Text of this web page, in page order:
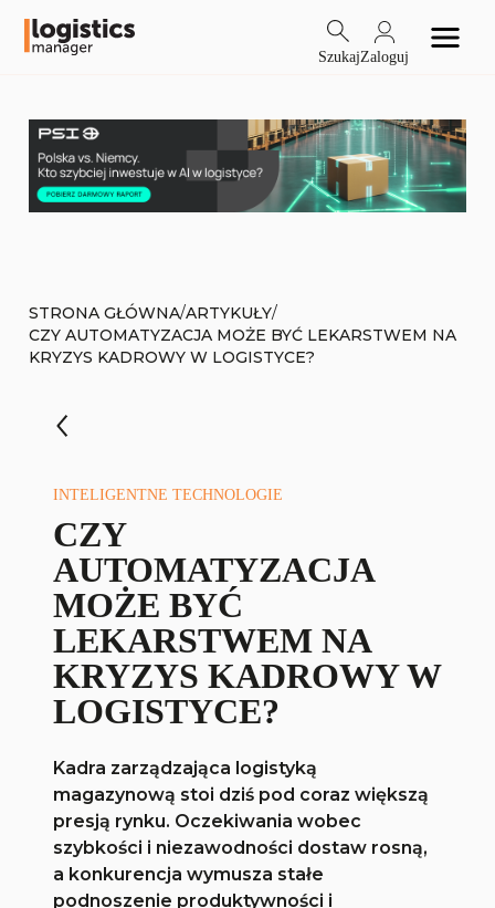
SzukajZaloguj
STRONA GŁÓWNA/ARTYKUŁY/
CZY AUTOMATYZACJA MOŻE BYĆ LEKARSTWEM NA
KRYZYS KADROWY W LOGISTYCE?
INTELIGENTNE TECHNOLOGIE
CZY
AUTOMATYZACJA
MOŻE BYĆ
LEKARSTWEM NA
KRYZYS KADROWY W
LOGISTYCE?
Kadra zarządzająca logistyką
magazynową stoi dziś pod coraz większą
presją rynku. Oczekiwania wobec
szybkości i niezawodności dostaw rosną,
a konkurencja wymusza stałe
podnoszenie produktywności i